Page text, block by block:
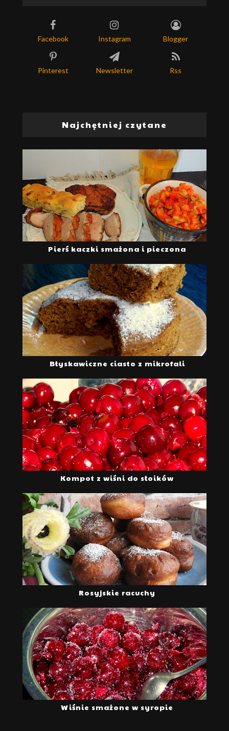
Facebook Instagram Blogger
Pinterest Newsletter Rss
Najchętniej czytane
Pierś kaczki smażona i pieczona
Błyskawiczne ciasto z mikrofali
Kompot z wiśni do słoików
Rosyjskie racuchy
Wiśnie smażone w syropie